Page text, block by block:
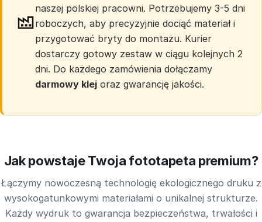
naszej polskiej pracowni. Potrzebujemy 3-5 dni
roboczych, aby precyzyjnie dociąć materiał i
przygotować bryty do montażu. Kurier
dostarczy gotowy zestaw w ciągu kolejnych 2
dni. Do każdego zamówienia dołączamy
darmowy klej oraz gwarancję jakości.
Jak powstaje Twoja fototapeta premium?
Łączymy nowoczesną technologię ekologicznego druku z
wysokogatunkowymi materiałami o unikalnej strukturze.
Każdy wydruk to gwarancja bezpieczeństwa, trwałości i